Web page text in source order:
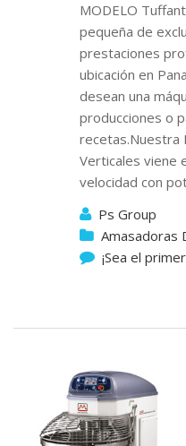
MODELO
pequeña de
prestaciones
ubicación en
desean una
producciones o
recetas.Nuestra
Verticales viene
velocidad con
Ps Group
Amasadoras
¡Sea el